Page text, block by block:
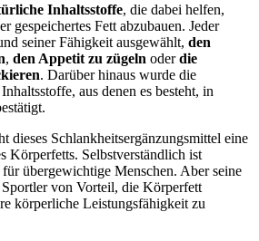
Inhaltsstoffe, die dabei helfen,
gespeichertes Fett abzubauen. Jeder
seiner Fähigkeit ausgewählt, den
, den Appetit zu zügeln oderdie
. Darüber hinaus wurde die
aus denen es besteht, in
dieses Schlankheitsergänzungsmittel eine
Körperfetts. Selbstverständlich ist
übergewichtige Menschen. Aber seine
von Vorteil, die Körperfett
körperliche Leistungsfähigkeit zu